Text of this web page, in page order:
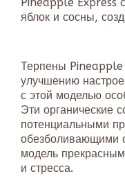
яблок и сосны,
Терпены Pineapple
улучшению
с этой моделью
Эти органические
потенциальными
обезболивающими
модель
и стресса.